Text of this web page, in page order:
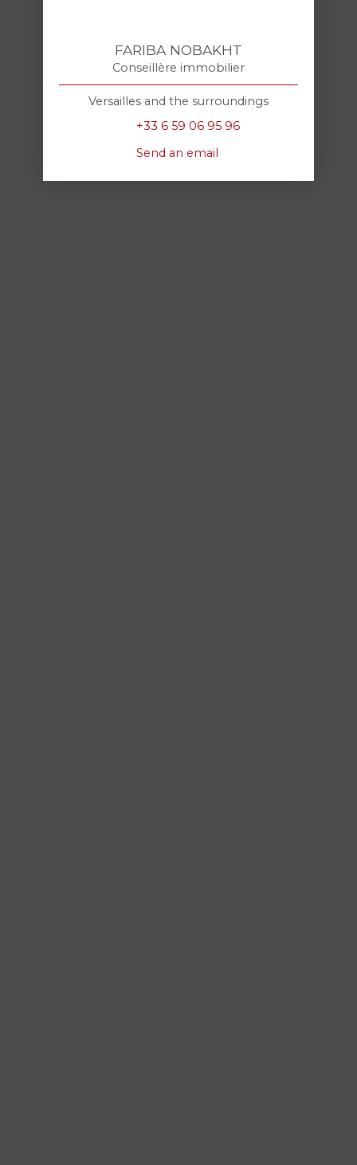
FARIBA NOBAKHT
Conseillère immobilier
Versailles and the surroundings
+33 6 59 06 95 96
Send an email